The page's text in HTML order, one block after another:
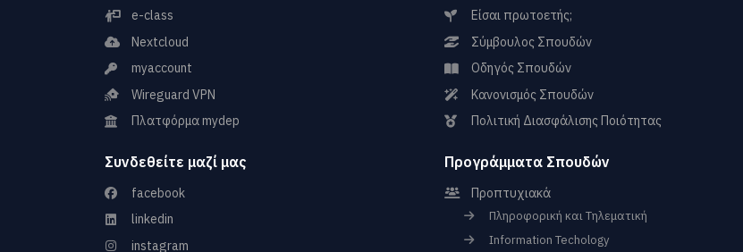
e-class
Nextcloud
myaccount
Wireguard VPN
Πλατφόρμα mydep
Συνδεθείτε μαζί μας
facebook
linkedin
instagram
Είσαι πρωτοετής;
Σύμβουλος Σπουδών
Οδηγός Σπουδών
Κανονισμός Σπουδών
Πολιτική Διασφάλισης Ποιότητας
Προγράμματα Σπουδών
Προπτυχιακά
Πληροφορική και Τηλεματική
Information Techology